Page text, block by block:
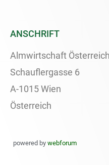
ANSCHRIFT
Almwirtschaft Österreich
Schauflergasse 6
A-1015 Wien
Österreich
powered by webforum